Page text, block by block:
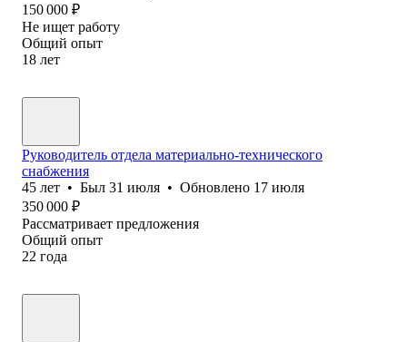
150 000 ₽
Не ищет работу
Общий опыт
18 лет
Руководитель отдела материально-технического
снабжения
45 лет • Был 31 июля • Обновлено 17 июля
350 000 ₽
Рассматривает предложения
Общий опыт
22 года